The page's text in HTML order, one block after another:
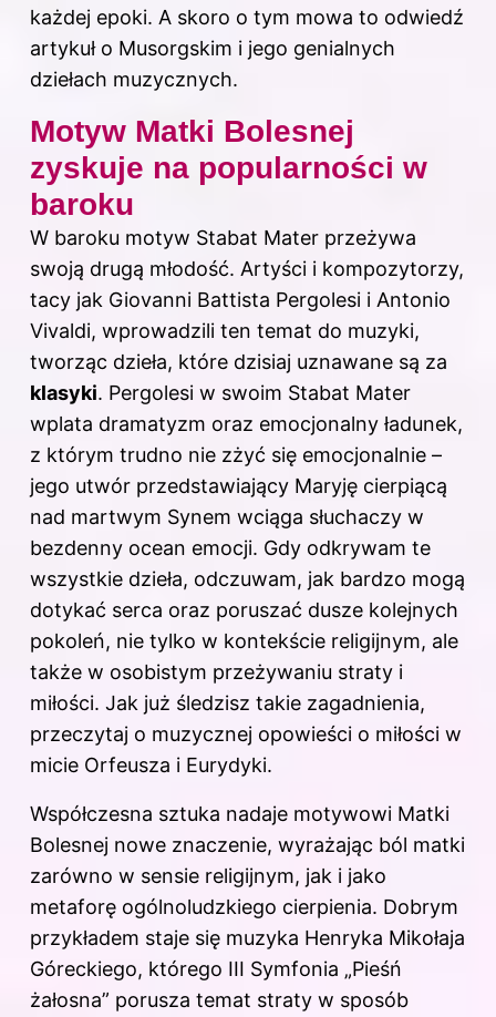
każdej epoki. A skoro o tym mowa to odwiedź
artykuł o Musorgskim i jego genialnych
dziełach muzycznych.
Motyw Matki Bolesnej
zyskuje na popularności w
baroku
W baroku motyw Stabat Mater przeżywa
swoją drugą młodość. Artyści i kompozytorzy,
tacy jak Giovanni Battista Pergolesi i Antonio
Vivaldi, wprowadzili ten temat do muzyki,
tworząc dzieła, które dzisiaj uznawane są za
klasyki. Pergolesi w swoim Stabat Mater
wplata dramatyzm oraz emocjonalny ładunek,
z którym trudno nie zżyć się emocjonalnie –
jego utwór przedstawiający Maryję cierpiącą
nad martwym Synem wciąga słuchaczy w
bezdenny ocean emocji. Gdy odkrywam te
wszystkie dzieła, odczuwam, jak bardzo mogą
dotykać serca oraz poruszać dusze kolejnych
pokoleń, nie tylko w kontekście religijnym, ale
także w osobistym przeżywaniu straty i
miłości. Jak już śledzisz takie zagadnienia,
przeczytaj o muzycznej opowieści o miłości w
micie Orfeusza i Eurydyki.
Współczesna sztuka nadaje motywowi Matki
Bolesnej nowe znaczenie, wyrażając ból matki
zarówno w sensie religijnym, jak i jako
metaforę ogólnoludzkiego cierpienia. Dobrym
przykładem staje się muzyka Henryka Mikołaja
Góreckiego, którego III Symfonia „Pieśń
żałosna” porusza temat straty w sposób